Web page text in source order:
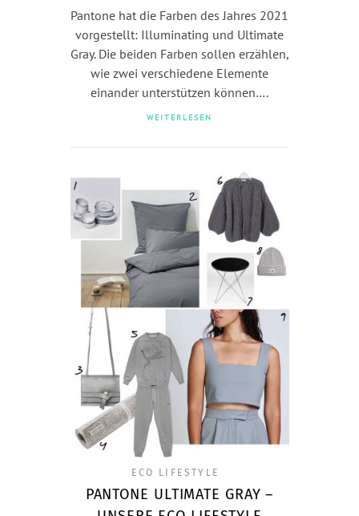
Pantone hat die Farben des Jahres 2021
vorgestellt: Illuminating und Ultimate
Gray. Die beiden Farben sollen erzählen,
wie zwei verschiedene Elemente
einander unterstützen können….
WEITERLESEN
ECO LIFESTYLE
PANTONE ULTIMATE GRAY –